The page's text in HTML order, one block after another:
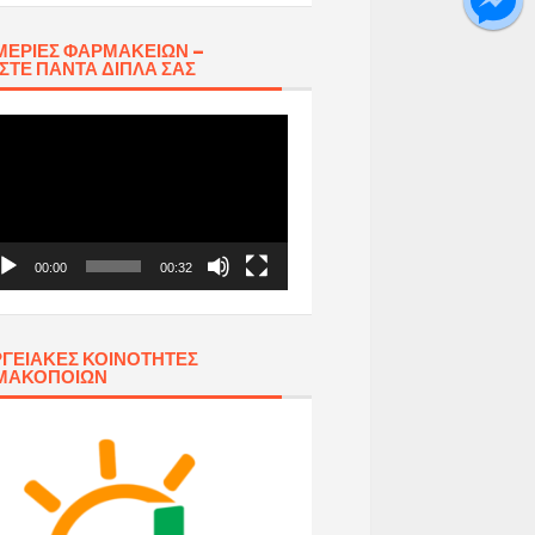
ΦΑΡΜΑΚΕΊΩΝ –
ΠΆΝΤΑ ΔΊΠΛΑ ΣΑΣ
00:00 00:32
ΚΟΙΝΌΤΗΤΕΣ